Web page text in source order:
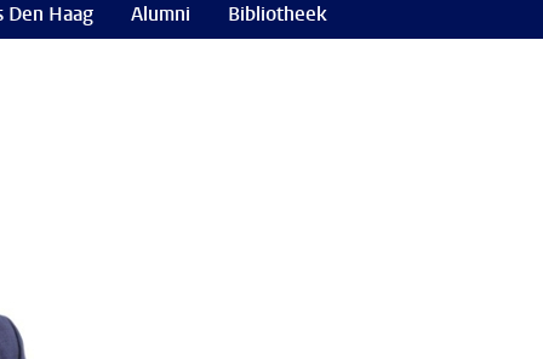
Den Haag Alumni Bibliotheek